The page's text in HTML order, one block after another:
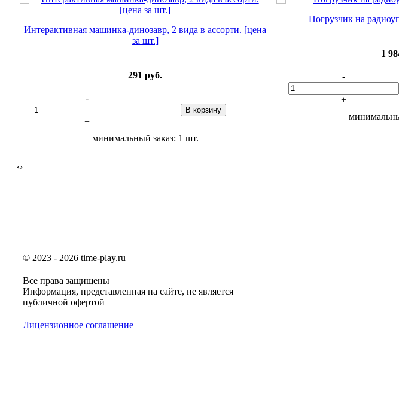
Интерактивная машинка-динозавр, 2 вида в ассорти. [цена
за шт.]
291руб.
-
+
В корзину
минимальный заказ: 1 шт.
Погрузчик на
1
-
+
‹›
© 2023 - 2026 time-play.ru
Все права защищены
Информация, представленная на сайте, не является
публичной офертой
Лицензионное соглашение